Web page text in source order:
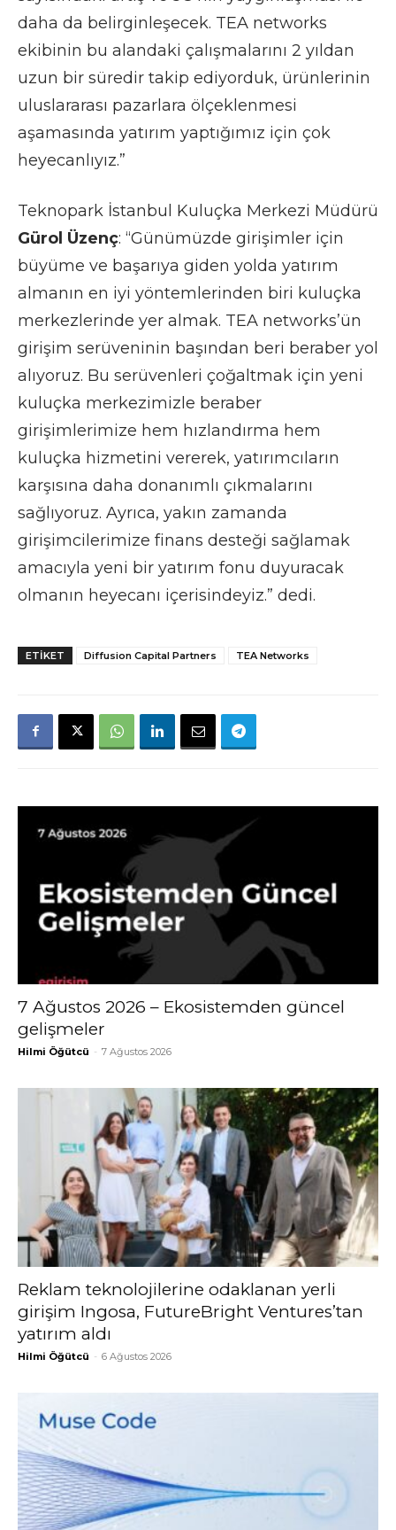
daha da belirginleşecek. TEA networks
ekibinin bu alandaki çalışmalarını 2 yıldan
uzun bir süredir takip ediyorduk, ürünlerinin
uluslararası pazarlara ölçeklenmesi
aşamasında yatırım yaptığımız için çok
heyecanlıyız.”
Teknopark İstanbul Kuluçka Merkezi Müdürü
Gürol Üzenç: “Günümüzde girişimler için
büyüme ve başarıya giden yolda yatırım
almanın en iyi yöntemlerinden biri kuluçka
merkezlerinde yer almak. TEA networks’ün
girişim serüveninin başından beri beraber yol
alıyoruz. Bu serüvenleri çoğaltmak için yeni
kuluçka merkezimizle beraber
girişimlerimize hem hızlandırma hem
kuluçka hizmetini vererek, yatırımcıların
karşısına daha donanımlı çıkmalarını
sağlıyoruz. Ayrıca, yakın zamanda
girişimcilerimize finans desteği sağlamak
amacıyla yeni bir yatırım fonu duyuracak
olmanın heyecanı içerisindeyiz.” dedi.
ETIKET Diffusion Capital Partners TEA Networks
7 Ağustos 2026 – Ekosistemden güncel
gelişmeler
Hilmi Öğütcü - 7 Ağustos 2026
Reklam teknolojilerine odaklanan yerli
girişim Ingosa, FutureBright Ventures’tan
yatırım aldı
Hilmi Öğütcü - 6 Ağustos 2026